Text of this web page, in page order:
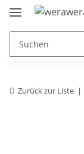
Zurück zur Liste